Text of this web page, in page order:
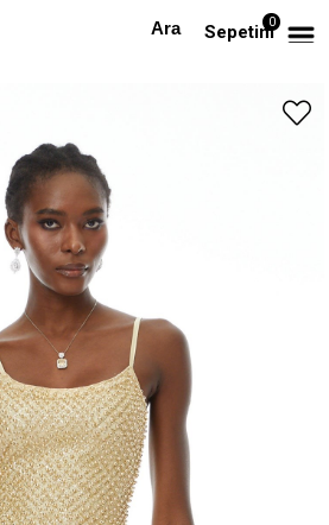
Sepetim0
İp Askılı Gold Boncuk İşlemeli Tasarım Mini Elbise